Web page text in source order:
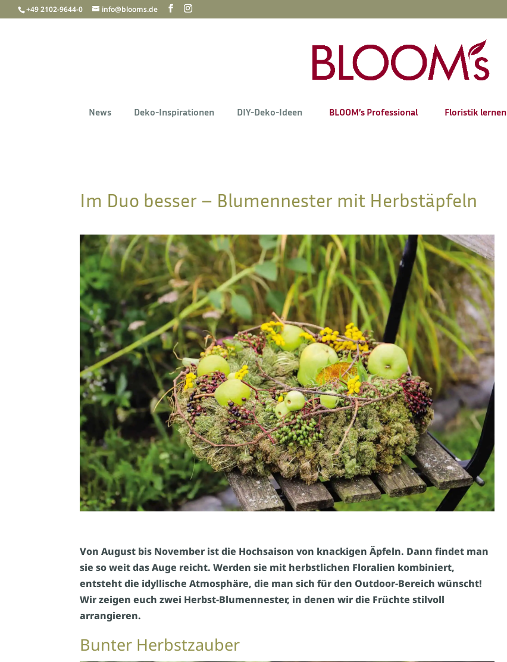
+49 2102-9644-0 info@blooms.de
News Deko-Inspirationen DIY-Deko-Ideen BLOOM’s Professional Floristik lernen
Im Duo besser – Blumennester mit Herbstäpfeln
Von August bis November ist die Hochsaison von knackigen Äpfeln. Dann findet man
sie so weit das Auge reicht. Werden sie mit herbstlichen Floralien kombiniert,
entsteht die idyllische Atmosphäre, die man sich für den Outdoor-Bereich wünscht!
Wir zeigen euch zwei Herbst-Blumennester, in denen wir die Früchte stilvoll
arrangieren.
Bunter Herbstzauber